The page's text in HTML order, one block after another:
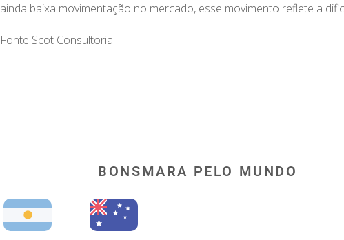
ainda baixa movimentação no mercado, esse movimento reflete a
Fonte Scot Consultoria
BONSMARA PELO MUNDO